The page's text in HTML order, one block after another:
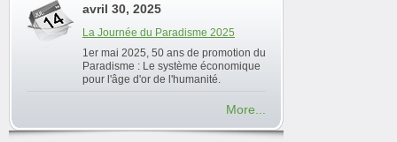
avril 30, 2025
La Journée du Paradisme 2025
1er mai 2025, 50 ans de promotion du
Paradisme : Le système économique
pour l'âge d'or de l'humanité.
More...